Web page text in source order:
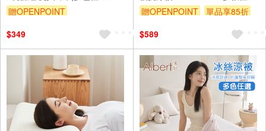
選/5x6.2尺/台灣製造)
贈OPENPOINT
$349
(可水洗/冰冰被/涼感絲/隨身被)
贈OPENPOINT
單品享85折
$589